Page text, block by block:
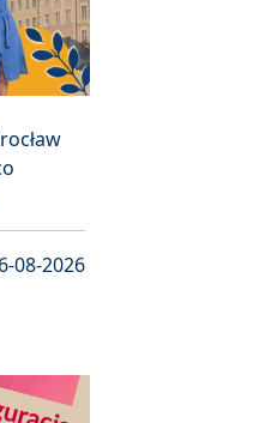
08-2026